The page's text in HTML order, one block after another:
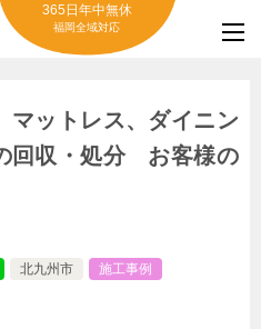
365日年中無休
福岡全域対応
マットレス、ダイニン
回収・処分 お客様の
北九州市 施工事例